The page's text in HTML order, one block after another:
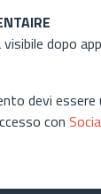
dopo
devi
con